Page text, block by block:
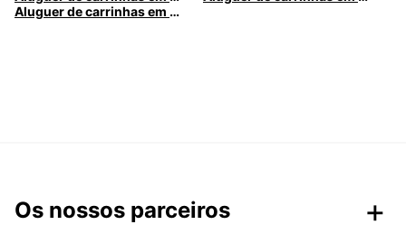
Aluguer de carrinhas em Caldas da Rainha
Os nossos parceiros